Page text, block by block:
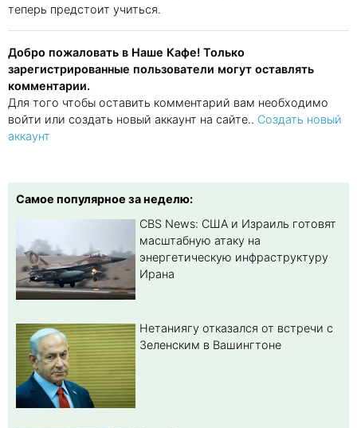
теперь предстоит учиться.
Добро пожаловать в Наше Кафе! Только
зарегистрированные пользователи могут оставлять
комментарии.
Для того чтобы оставить комментарий вам необходимо
войти или создать новый аккаунт на сайте.. Создать новый
аккаунт
Самое популярное за неделю:
CBS News: США и Израиль готовят
масштабную атаку на
энергетическую инфраструктуру
Ирана
Нетаниягу отказался от встречи с
Зеленским в Вашингтоне